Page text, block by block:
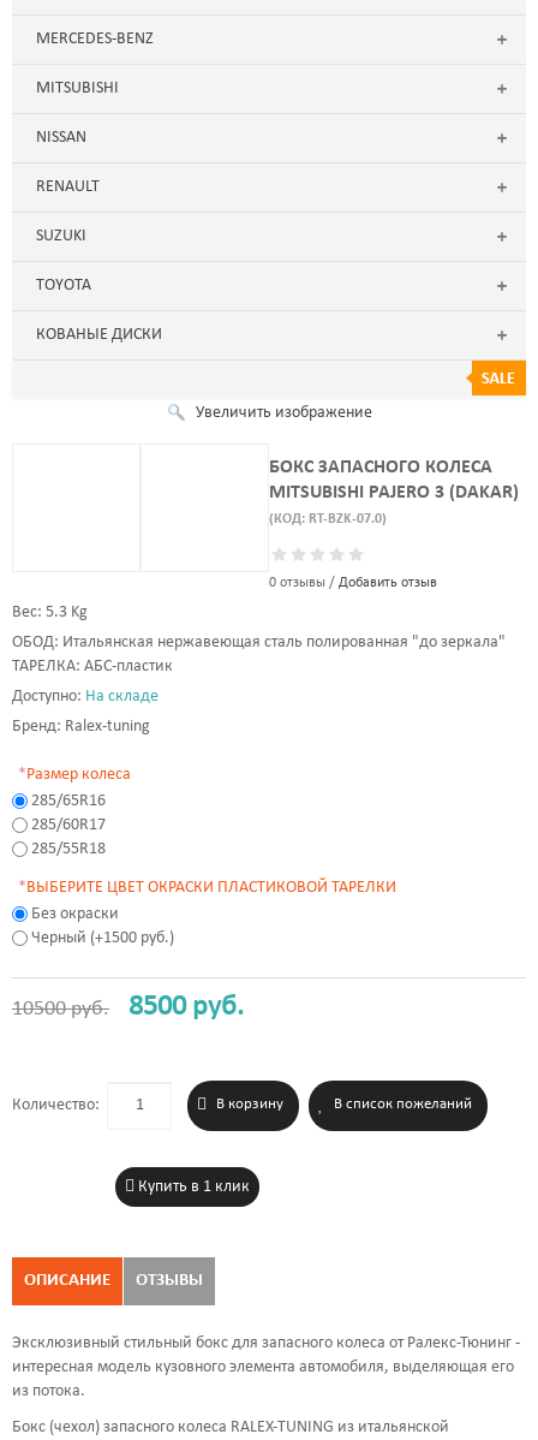
MERCEDES-BENZ
MITSUBISHI
NISSAN
RENAULT
SUZUKI
TOYOTA
КОВАНЫЕ ДИСКИ
Увеличить изображение
БОКС ЗАПАСНОГО КОЛЕСА
MITSUBISHI PAJERO 3 (DAKAR)
(КОД: RT-BZK-07.0)
0 отзывы / Добавить отзыв
Вес: 5.3 Kg
ОБОД: Итальянская нержавеющая сталь полированная "до зеркала"
ТАРЕЛКА: АБС-пластик
Доступно: На складе
Бренд: Ralex-tuning
*Размер колеса
285/65R16
285/60R17
285/55R18
*ВЫБЕРИТЕ ЦВЕТ ОКРАСКИ ПЛАСТИКОВОЙ ТАРЕЛКИ
Без окраски
Черный (+1500 руб.)
10500 руб. 8500 руб.
Количество:
Купить в 1 клик
ОПИСАНИЕ ОТЗЫВЫ
Эксклюзивный стильный бокс для запасного колеса от Ралекс-Тюнинг -
интересная модель кузовного элемента автомобиля, выделяющая его
из потока.
Бокс (чехол) запасного колеса RALEX-TUNING из итальянской